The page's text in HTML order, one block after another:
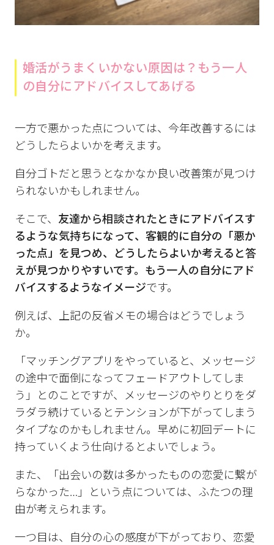
婚活がうまくいかない原因は？もう一人
の自分にアドバイスしてあげる
一方で悪かった点については、今年改善するには
どうしたらよいかを考えます。
自分ゴトだと思うとなかなか良い改善策が見つけ
られないかもしれません。
そこで、 友達から相談されたときにアドバイスす
るような気持ちになって、客観的に自分の「悪か
った点」を見つめ、どうしたらよいか考えると答
えが見つかりやすいです。もう一人の自分にアド
バイスするようなイメージです。
例えば、上記の反省メモの場合はどうでしょう
か。
「マッチングアプリをやっていると、メッセージ
の途中で面倒になってフェードアウトしてしま
う」とのことですが、メッセージのやりとりをダ
ラダラ続けているとテンションが下がってしまう
タイプなのかもしれません。早めに初回デートに
持っていくよう仕向けるとよいでしょう。
また、「出会いの数は多かったものの恋愛に繋が
らなかった…」という点については、ふたつの理
由が考えられます。
一つ目は、自分の心の感度が下がっており、恋愛